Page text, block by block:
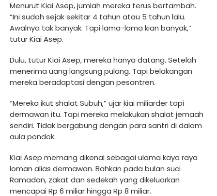
Menurut Kiai Asep, jumlah mereka terus bertambah.
“Ini sudah sejak sekitar 4 tahun atau 5 tahun lalu.
Awalnya tak banyak. Tapi lama-lama kian banyak,”
tutur Kiai Asep.
Dulu, tutur Kiai Asep, mereka hanya datang. Setelah
menerima uang langsung pulang. Tapi belakangan
mereka beradaptasi dengan pesantren.
“Mereka ikut shalat Subuh,” ujar kiai miliarder tapi
dermawan itu. Tapi mereka melakukan shalat jemaah
sendiri. Tidak bergabung dengan para santri di dalam
aula pondok.
Kiai Asep memang dikenal sebagai ulama kaya raya
loman alias dermawan. Bahkan pada bulan suci
Ramadan, zakat dan sedekah yang dikeluarkan
mencapai Rp 6 miliar hingga Rp 8 miliar.